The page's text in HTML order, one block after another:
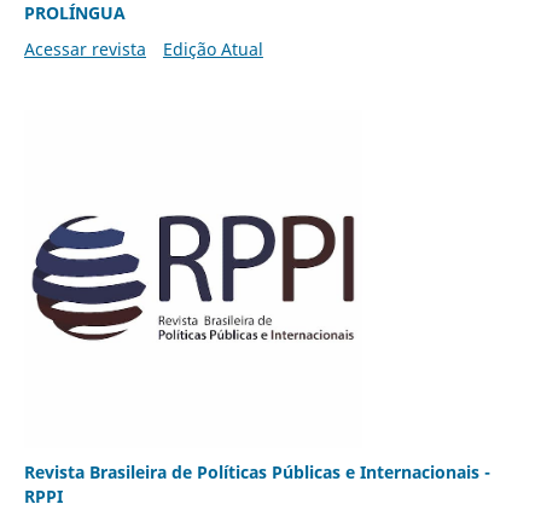
PROLÍNGUA
Acessar revista
Edição Atual
Revista Brasileira de Políticas Públicas e Internacionais -
RPPI